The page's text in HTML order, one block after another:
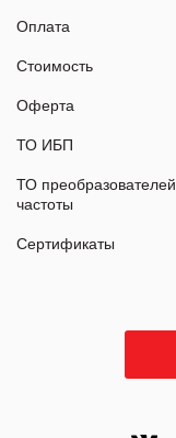
Оплата
Стоимость
Оферта
ТО ИБП
ТО преобразователей
частоты
Сертификаты